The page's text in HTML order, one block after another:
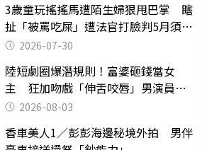
3歲童玩搖搖馬遭陌生婦狠甩巴掌 瞎
扯「被罵吃屎」遭法官打臉判5月須入
監 2026-07-30
陸短劇圈爆潛規則！富婆砸錢當女
主 狂加吻戲「伸舌咬唇」男演員崩
潰 2026-08-03
香車美人1／彭彭海邊秘境外拍 男伴